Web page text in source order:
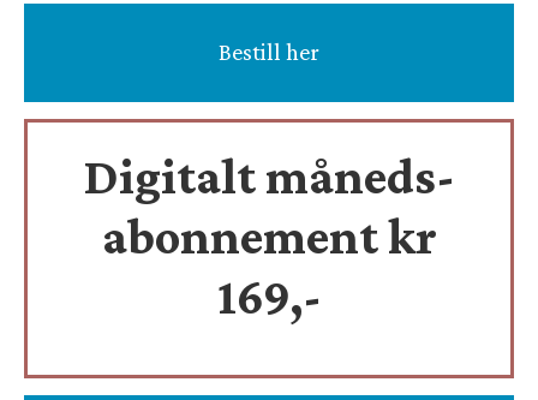
Bestill her
Digitalt måneds-
abonnement kr
169,-